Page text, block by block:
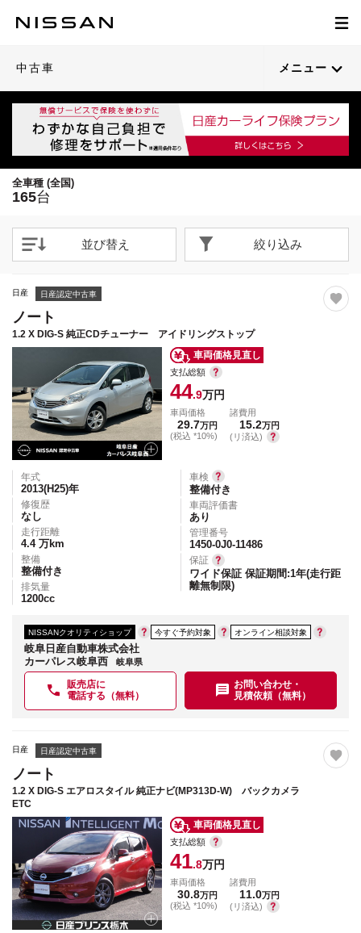
中古車 メニュー
全車種 (全国)
165台
並び替え 絞り込み
38
閉じる
日産 日産認定中古車
ノート
1.2 X DIG-S 純正CDチューナー アイドリングストップ
車両価格見直し
支払総額
44.9万円
車両価格
29.7万円
(税込 *10%)
諸費用
15.2万円
(リ済込)
年式
2013(H25)年
修復歴
なし
走行距離
4.4 万km
整備
整備付き
排気量
1200cc
車検
整備付き
車両評価書
あり
管理番号
1450-0J0-11486
保証
ワイド保証 保証期間:1年(走行距
離無制限)
NISSANクオリティショップ 今すぐ予約対象 オンライン相談対象
岐阜日産自動車株式会社
カーパレス岐阜西
岐阜県
販売店に
電話する（無料）
お問い合わせ・
見積依頼（無料）
30
閉じる
日産 日産認定中古車
ノート
1.2 X DIG-S エアロスタイル 純正ナビ(MP313D-W) バックカメラ
ETC
車両価格見直し
支払総額
41.8万円
車両価格
30.8万円
(税込 *10%)
諸費用
11.0万円
(リ済込)
49
閉じる 27
閉じる 31
閉じる 35
閉じる 38
閉じる 62
閉じる 26
閉じる 20
閉じる 26
閉じる 73
閉じる 40
閉じる 61
閉じる 54
閉じる 31
閉じる 37
閉じる 23
閉じる 47
閉じる 66
閉じる